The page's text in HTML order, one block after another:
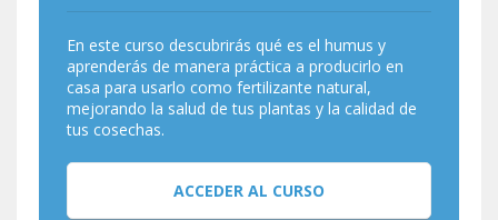
En este curso descubrirás qué es el humus y
aprenderás de manera práctica a producirlo en
casa para usarlo como fertilizante natural,
mejorando la salud de tus plantas y la calidad de
tus cosechas.
ACCEDER AL CURSO